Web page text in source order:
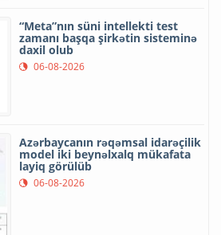
“Meta”nın süni intellekti test
zamanı başqa şirkətin sisteminə
daxil olub
06-08-2026
Azərbaycanın rəqəmsal idarəçilik
model iki beynəlxalq mükafata
layiq görülüb
06-08-2026